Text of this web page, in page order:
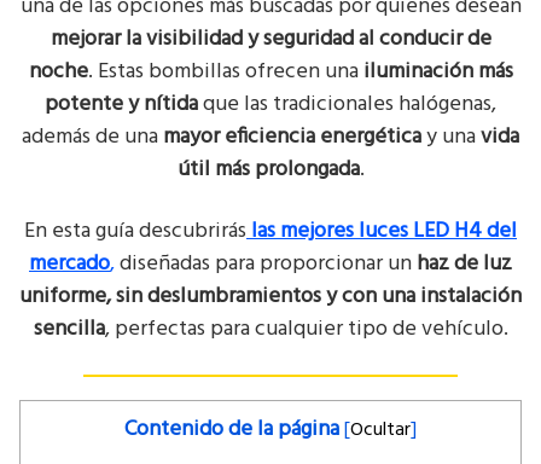
una de las opciones más buscadas por quienes desean
mejorar la visibilidad y seguridad al conducir de
noche. Estas bombillas ofrecen unailuminación más
potente y nítidaque las tradicionales halógenas,
además de unamayor eficiencia energéticay unavida
útil más prolongada.
En esta guía descubriráslas mejores luces LED H4 del
mercado,diseñadas para proporcionar unhaz de luz
uniforme, sin deslumbramientos y con una instalación
sencilla, perfectas para cualquier tipo de vehículo.
Contenido de la página[Ocultar]